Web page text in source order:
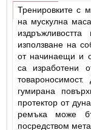
Тренировките с
на мускулна
използване на
от начинаещи и
са изработени
гумирана
протектор от
ремъка може
посредством